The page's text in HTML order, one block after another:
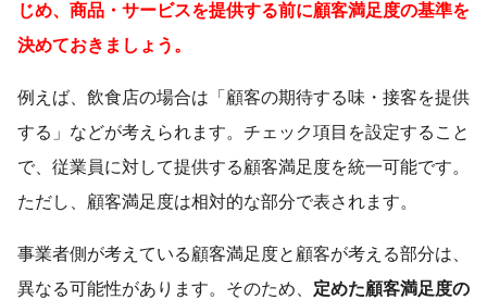
じめ、商品・サービスを提供する前に顧客満足度の基準を
決めておきましょう。
例えば、飲食店の場合は「顧客の期待する味・接客を提供
する」などが考えられます。チェック項目を設定すること
で、従業員に対して提供する顧客満足度を統一可能です。
ただし、顧客満足度は相対的な部分で表されます。
事業者側が考えている顧客満足度と顧客が考える部分は、
異なる可能性があります。そのため、 定めた顧客満足度の